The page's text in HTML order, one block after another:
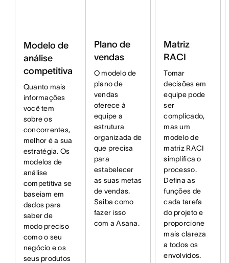
Modelo de
análise
competitiva
Quanto mais
informações
você tem
sobre os
concorrentes,
melhor é a sua
estratégia. Os
modelos de
análise
competitiva se
baseiam em
dados para
saber de
modo preciso
como o seu
negócio e os
seus produtos
Plano de
vendas
O modelo de
plano de
vendas
oferece à
equipe a
estrutura
organizada de
que precisa
para
estabelecer
as suas metas
de vendas.
Saiba como
fazer isso
com a Asana.
Matriz
RACI
Tomar
decisões em
equipe pode
ser
complicado,
mas um
modelo de
matriz RACI
simplifica o
processo.
Defina as
funções de
cada tarefa
do projeto e
proporcione
mais clareza
a todos os
envolvidos.